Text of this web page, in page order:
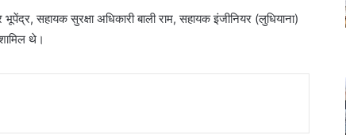
सहायक सुरक्षा अधिकारी बाली राम, सहायक इंजीनियर (लुधियाना)
थे।